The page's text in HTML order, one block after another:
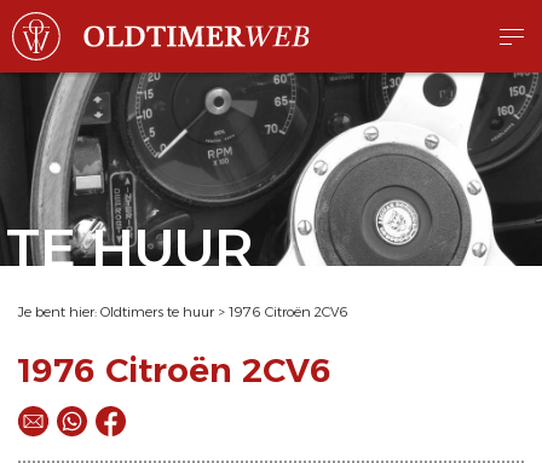
TE HUUR
Je bent hier: Oldtimers te huur > 1976 Citroën 2CV6
1976 Citroën 2CV6